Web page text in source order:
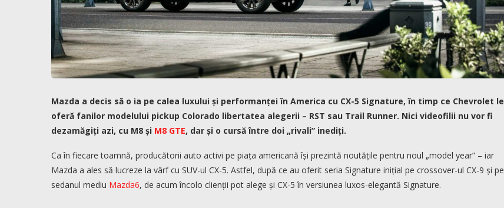
Mazda a decis să o ia pe calea luxului și performanței în America cu CX-5 Signature, în timp ce Chevrolet le
oferă fanilor modelului pickup Colorado libertatea alegerii – RST sau Trail Runner. Nici videofilii nu vor fi
dezamăgiți azi, cu M8 și M8 GTE, dar și o cursă între doi „rivali” inediți.
Ca în fiecare toamnă, producătorii auto activi pe piața americană își prezintă noutățile pentru noul „model year” – iar
Mazda a ales să lucreze la vârf cu SUV-ul CX-5. Astfel, după ce au oferit seria Signature inițial pe crossover-ul CX-9 și pe
sedanul mediu Mazda6, de acum încolo clienții pot alege și CX-5 în versiunea luxos-elegantă Signature.